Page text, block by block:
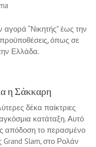
αγορά “Νικητής” έως την
όπως σε
Ελλάδα.
η Σάκκαρη
δέκα παίκτριες
κατάταξη. Αυτό
απόδοση το περασμένο
Grand Slam, στο Ρολάν